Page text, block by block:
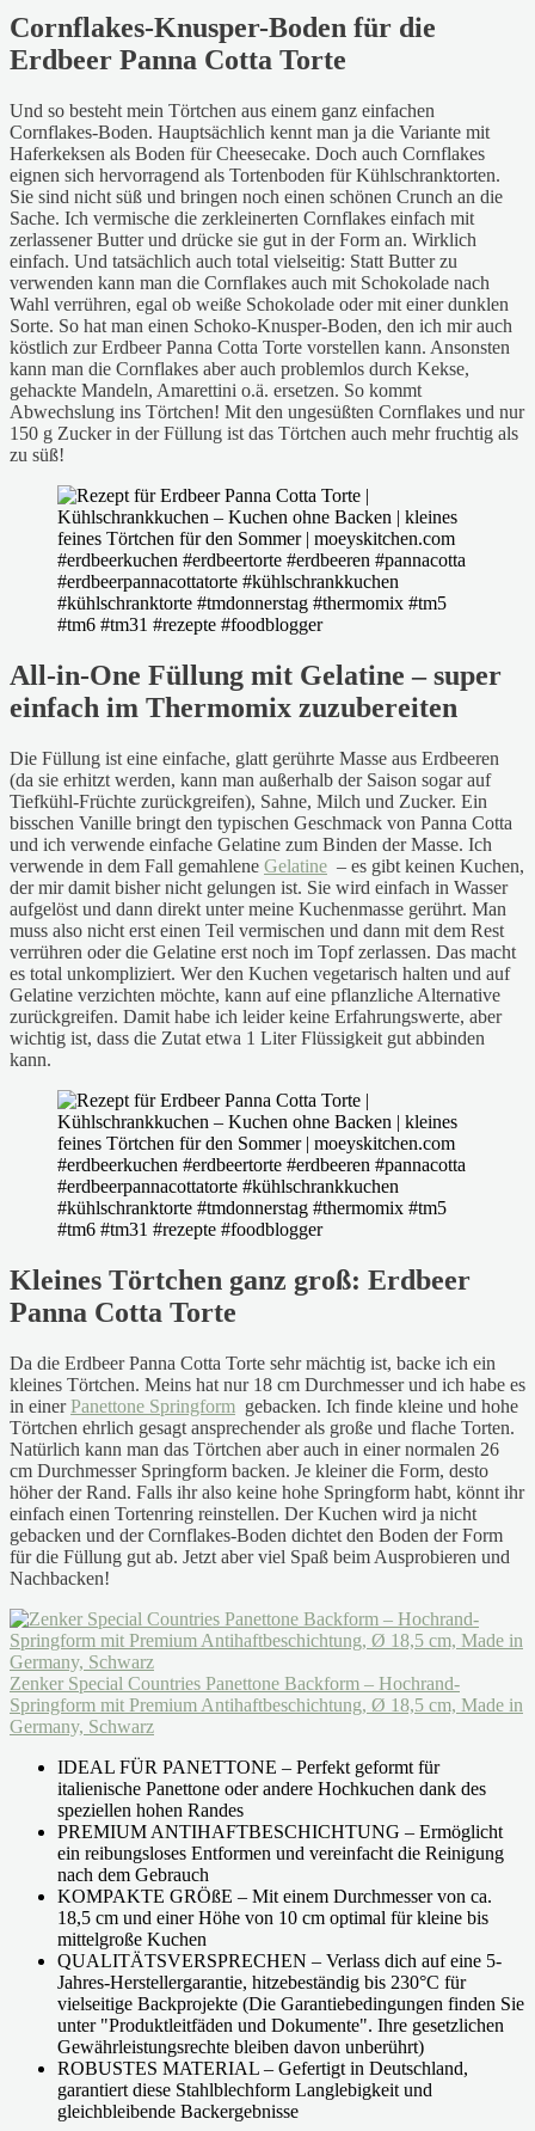
Cornflakes-Knusper-Boden für die
Erdbeer Panna Cotta Torte
Und so besteht mein Törtchen aus einem ganz einfachen
Cornflakes-Boden. Hauptsächlich kennt man ja die Variante mit
Haferkeksen als Boden für Cheesecake. Doch auch Cornflakes
eignen sich hervorragend als Tortenboden für Kühlschranktorten.
Sie sind nicht süß und bringen noch einen schönen Crunch an die
Sache. Ich vermische die zerkleinerten Cornflakes einfach mit
zerlassener Butter und drücke sie gut in der Form an. Wirklich
einfach. Und tatsächlich auch total vielseitig: Statt Butter zu
verwenden kann man die Cornflakes auch mit Schokolade nach
Wahl verrühren, egal ob weiße Schokolade oder mit einer dunklen
Sorte. So hat man einen Schoko-Knusper-Boden, den ich mir auch
köstlich zur Erdbeer Panna Cotta Torte vorstellen kann. Ansonsten
kann man die Cornflakes aber auch problemlos durch Kekse,
gehackte Mandeln, Amarettini o.ä. ersetzen. So kommt
Abwechslung ins Törtchen! Mit den ungesüßten Cornflakes und nur
150 g Zucker in der Füllung ist das Törtchen auch mehr fruchtig als
zu süß!
All-in-One Füllung mit Gelatine – super
einfach im Thermomix zuzubereiten
Die Füllung ist eine einfache, glatt gerührte Masse aus Erdbeeren
(da sie erhitzt werden, kann man außerhalb der Saison sogar auf
Tiefkühl-Früchte zurückgreifen), Sahne, Milch und Zucker. Ein
bisschen Vanille bringt den typischen Geschmack von Panna Cotta
und ich verwende einfache Gelatine zum Binden der Masse. Ich
verwende in dem Fall gemahlene Gelatine – es gibt keinen Kuchen,
der mir damit bisher nicht gelungen ist. Sie wird einfach in Wasser
aufgelöst und dann direkt unter meine Kuchenmasse gerührt. Man
muss also nicht erst einen Teil vermischen und dann mit dem Rest
verrühren oder die Gelatine erst noch im Topf zerlassen. Das macht
es total unkompliziert. Wer den Kuchen vegetarisch halten und auf
Gelatine verzichten möchte, kann auf eine pflanzliche Alternative
zurückgreifen. Damit habe ich leider keine Erfahrungswerte, aber
wichtig ist, dass die Zutat etwa 1 Liter Flüssigkeit gut abbinden
kann.
Kleines Törtchen ganz groß: Erdbeer
Panna Cotta Torte
Da die Erdbeer Panna Cotta Torte sehr mächtig ist, backe ich ein
kleines Törtchen. Meins hat nur 18 cm Durchmesser und ich habe es
in einerPanettone Springform gebacken. Ich finde kleine und hohe
Törtchen ehrlich gesagt ansprechender als große und flache Torten.
Natürlich kann man das Törtchen aber auch in einer normalen 26
cm Durchmesser Springform backen. Je kleiner die Form, desto
höher der Rand. Falls ihr also keine hohe Springform habt, könnt ihr
einfach einen Tortenring reinstellen. Der Kuchen wird ja nicht
gebacken und der Cornflakes-Boden dichtet den Boden der Form
für die Füllung gut ab. Jetzt aber viel Spaß beim Ausprobieren und
Nachbacken!
Zenker Special Countries Panettone Backform – Hochrand-
Springform mit Premium Antihaftbeschichtung, Ø 18,5 cm, Made in
Germany, Schwarz
IDEAL FÜR PANETTONE – Perfekt geformt für
italienische Panettone oder andere Hochkuchen dank des
speziellen hohen Randes
PREMIUM ANTIHAFTBESCHICHTUNG – Ermöglicht
ein reibungsloses Entformen und vereinfacht die Reinigung
nach dem Gebrauch
KOMPAKTE GRÖßE – Mit einem Durchmesser von ca.
18,5 cm und einer Höhe von 10 cm optimal für kleine bis
mittelgroße Kuchen
QUALITÄTSVERSPRECHEN – Verlass dich auf eine 5-
Jahres-Herstellergarantie, hitzebeständig bis 230°C für
vielseitige Backprojekte (Die Garantiebedingungen finden Sie
unter "Produktleitfäden und Dokumente". Ihre gesetzlichen
Gewährleistungsrechte bleiben davon unberührt)
ROBUSTES MATERIAL – Gefertigt in Deutschland,
garantiert diese Stahlblechform Langlebigkeit und
gleichbleibende Backergebnisse